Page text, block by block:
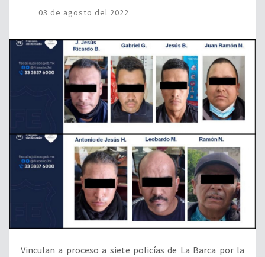
03 de agosto del 2022
Vinculan a proceso a siete policías de La Barca por la